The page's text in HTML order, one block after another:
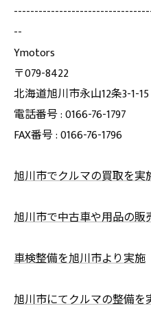
--
Ymotors
〒079-8422
北海道旭川市永山12条3-1-15
電話番号 : 0166-76-1797
FAX番号 : 0166-76-1796
旭川市でクルマの買取を実
旭川市で中古車や用品の販
車検整備を旭川市より実施
旭川市にてクルマの整備を